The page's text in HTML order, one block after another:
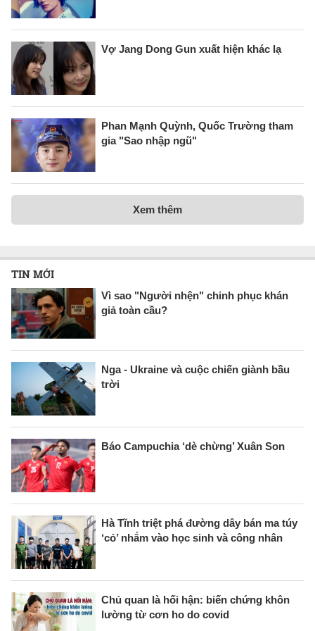
Vợ Jang Dong Gun xuất hiện khác lạ
Phan Mạnh Quỳnh, Quốc Trường tham
gia "Sao nhập ngũ"
Xem thêm
TIN MỚI
Vì sao "Người nhện" chinh phục khán
giả toàn cầu?
Nga - Ukraine và cuộc chiến giành bầu
trời
Báo Campuchia ‘dè chừng’ Xuân Son
Hà Tĩnh triệt phá đường dây bán ma túy
‘cỏ’ nhắm vào học sinh và công nhân
Chủ quan là hối hận: biến chứng khôn
lường từ cơn ho do covid